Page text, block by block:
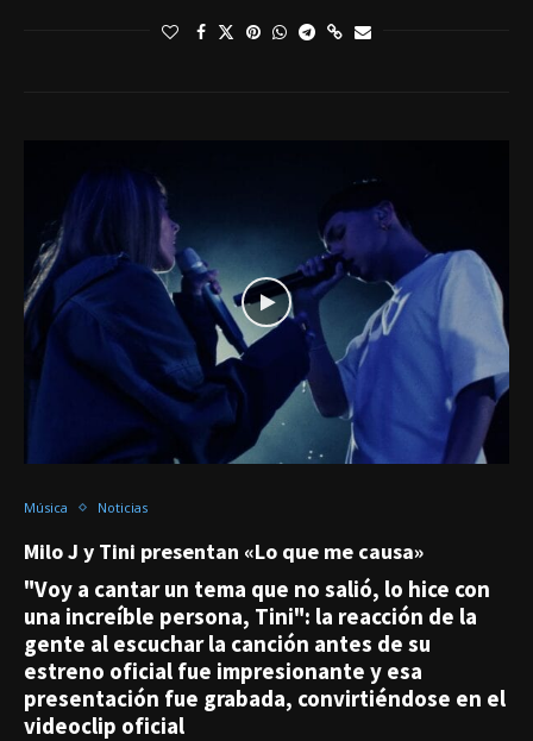
Música Noticias
Milo J y Tini presentan «Lo que me causa»
"Voy a cantar un tema que no salió, lo hice con
una increíble persona, Tini": la reacción de la
gente al escuchar la canción antes de su
estreno oficial fue impresionante y esa
presentación fue grabada, convirtiéndose en el
videoclip oficial